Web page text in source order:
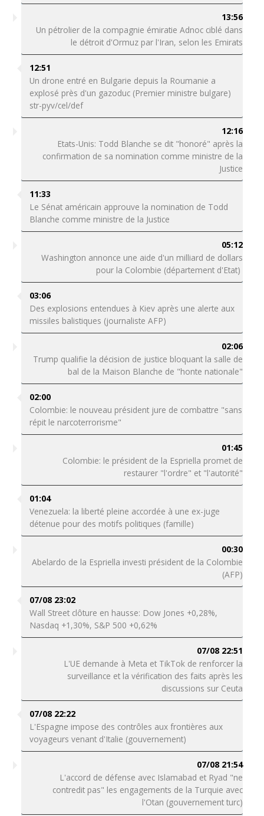
13:56
Un pétrolier de la compagnie émiratie Adnoc ciblé dans
le détroit d'Ormuz par l'Iran, selon les Emirats
12:51
Un drone entré en Bulgarie depuis la Roumanie a
explosé près d'un gazoduc (Premier ministre bulgare)
str-pyv/cel/def
12:16
Etats-Unis: Todd Blanche se dit "honoré" après la
confirmation de sa nomination comme ministre de la
Justice
11:33
Le Sénat américain approuve la nomination de Todd
Blanche comme ministre de la Justice
05:12
Washington annonce une aide d'un milliard de dollars
pour la Colombie (département d'Etat)
03:06
Des explosions entendues à Kiev après une alerte aux
missiles balistiques (journaliste AFP)
02:06
Trump qualifie la décision de justice bloquant la salle de
bal de la Maison Blanche de "honte nationale"
02:00
Colombie: le nouveau président jure de combattre "sans
répit le narcoterrorisme"
01:45
Colombie: le président de la Espriella promet de
restaurer "l'ordre" et "l'autorité"
01:04
Venezuela: la liberté pleine accordée à une ex-juge
détenue pour des motifs politiques (famille)
00:30
Abelardo de la Espriella investi président de la Colombie
(AFP)
07/08 23:02
Wall Street clôture en hausse: Dow Jones +0,28%,
Nasdaq +1,30%, S&P 500 +0,62%
07/08 22:51
L'UE demande à Meta et TikTok de renforcer la
surveillance et la vérification des faits après les
discussions sur Ceuta
07/08 22:22
L'Espagne impose des contrôles aux frontières aux
voyageurs venant d'Italie (gouvernement)
07/08 21:54
L'accord de défense avec Islamabad et Ryad "ne
contredit pas" les engagements de la Turquie avec
l'Otan (gouvernement turc)